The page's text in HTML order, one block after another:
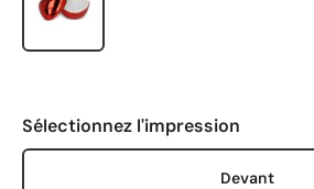
Sélectionnez l'impression
Devant